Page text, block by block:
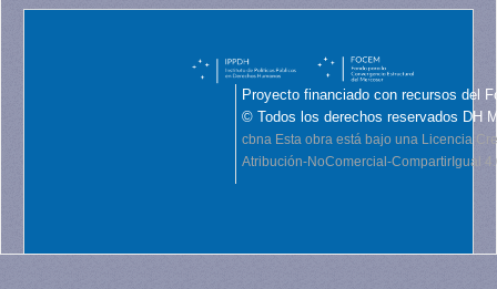
Proyecto financiado con recursos del
© Todos los derechos reservados DH
cbna Esta obra está bajo una Licencia
Atribución-NoComercial-CompartirIgual